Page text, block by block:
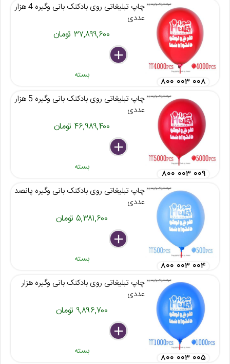
چاپ تبلیغاتی روی بادکنک بانی وگیره 4 هزار
عددی
۳۷,۸۹۹,۶۰۰ تومان
delete
remove
add
بسته
۸۰۰ ۰۰۳ ۰۰۸
چاپ تبلیغاتی روی بادکنک بانی وگیره 5 هزار
عددی
۴۶,۹۸۹,۴۰۰ تومان
delete
remove
add
بسته
۸۰۰ ۰۰۳ ۰۰۹
چاپ تبلیغاتی روی بادکنک بانی وگیره پانصد
عددی
۵,۳۸۱,۶۰۰ تومان
delete
remove
add
بسته
۸۰۰ ۰۰۳ ۰۰۴
چاپ تبلیغاتی روی بادکنک بانی وگیره هزار
عددی
۹,۸۹۶,۷۰۰ تومان
delete
remove
add
بسته
۸۰۰ ۰۰۳ ۰۰۵